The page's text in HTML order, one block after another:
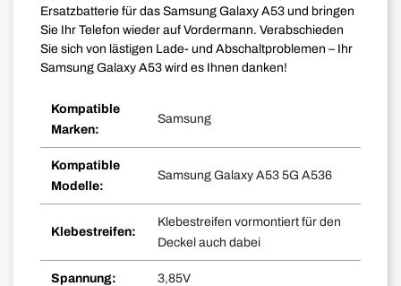
Ersatzbatterie für das Samsung Galaxy A53 und bringen
Sie Ihr Telefon wieder auf Vordermann. Verabschieden
Sie sich von lästigen Lade- und Abschaltproblemen – Ihr
Samsung Galaxy A53 wird es Ihnen danken!
Kompatible
Marken:
Samsung
Kompatible
Modelle:
Samsung Galaxy A53 5G A536
Klebestreifen:
Klebestreifen vormontiert für den
Deckel auch dabei
Spannung: 3,85V